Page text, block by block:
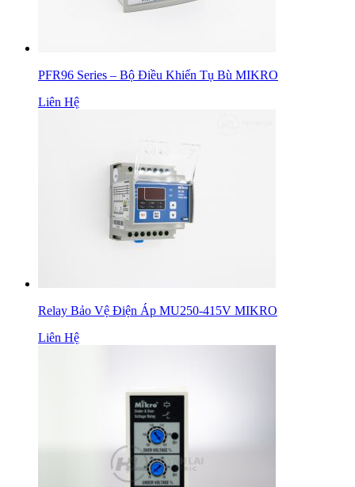
PFR96 Series – Bộ Điều Khiển Tụ Bù MIKRO
Liên Hệ
Relay Bảo Vệ Điện Áp MU250-415V MIKRO
Liên Hệ